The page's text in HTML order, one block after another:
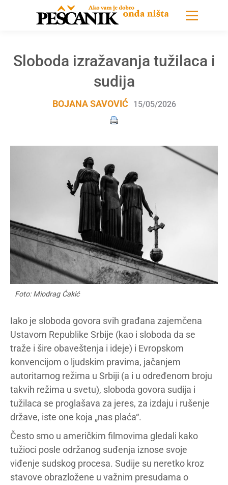
Sloboda izražavanja tužilaca i
sudija
BOJANA SAVOVIĆ 15/05/2026
Foto: Miodrag Ćakić
Iako je sloboda govora svih građana zajemčena
Ustavom Republike Srbije (kao i sloboda da se
traže i šire obaveštenja i ideje) i Evropskom
konvencijom o ljudskim pravima, jačanjem
autoritarnog režima u Srbiji (a i u određenom broju
takvih režima u svetu), sloboda govora sudija i
tužilaca se proglašava za jeres, za izdaju i rušenje
države, iste one koja „nas plaća“.
Često smo u američkim filmovima gledali kako
tužioci posle održanog suđenja iznose svoje
viđenje sudskog procesa. Sudije su neretko kroz
stavove obrazložene u važnim presudama o